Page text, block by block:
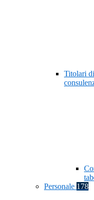
Titolari
Personale 178